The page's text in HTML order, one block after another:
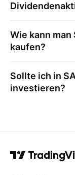
Wie kann man
kaufen?
Sollte ich in
investieren?